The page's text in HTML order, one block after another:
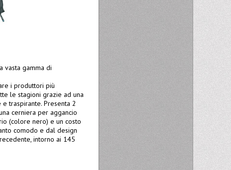
vasta gamma di
i produttori più
le stagioni grazie ad una
traspirante. Presenta 2
cerniera per aggancio
(colore nero) e un costo
comodo e dal design
intorno ai 145